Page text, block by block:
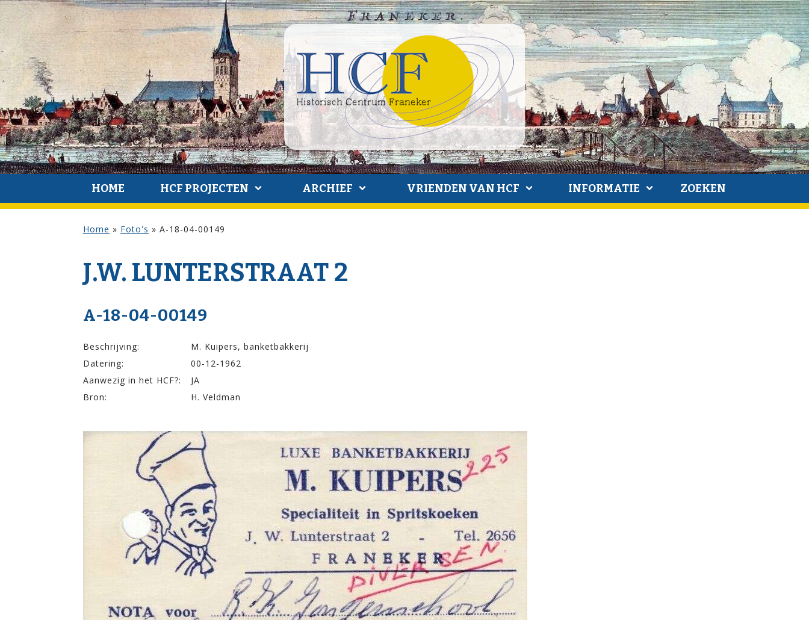
HOME HCF PROJECTEN ARCHIEF VRIENDEN VAN HCF INFORMATIE ZOEKEN
Home » Foto's » A-18-04-00149
J.W. LUNTER­STRAAT 2
A-18-04-00149
Beschrijving:
M. Kuipers, banketbakkerij
Datering:
00-12-1962
Aanwezig in het HCF?:
JA
Bron:
H. Veldman